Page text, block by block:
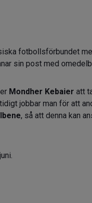
fotbollsförbundet
sin post med
Mondher Kebaier att
jobbar man för att
, så att denna kan